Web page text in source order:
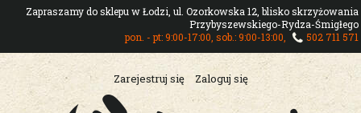
Zapraszamy do sklepu w Łodzi, ul. Ozorkowska 12, blisko skrzyżowania
Przybyszewskiego-Rydza-Śmigłego
pon. - pt: 9:00-17:00, sob.: 9:00-13:00,
502 711 571
Zarejestruj się Zaloguj się